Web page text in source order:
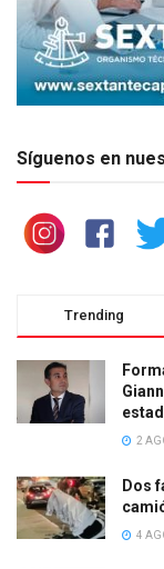
Síguenos en
Trending
2
Dos
4